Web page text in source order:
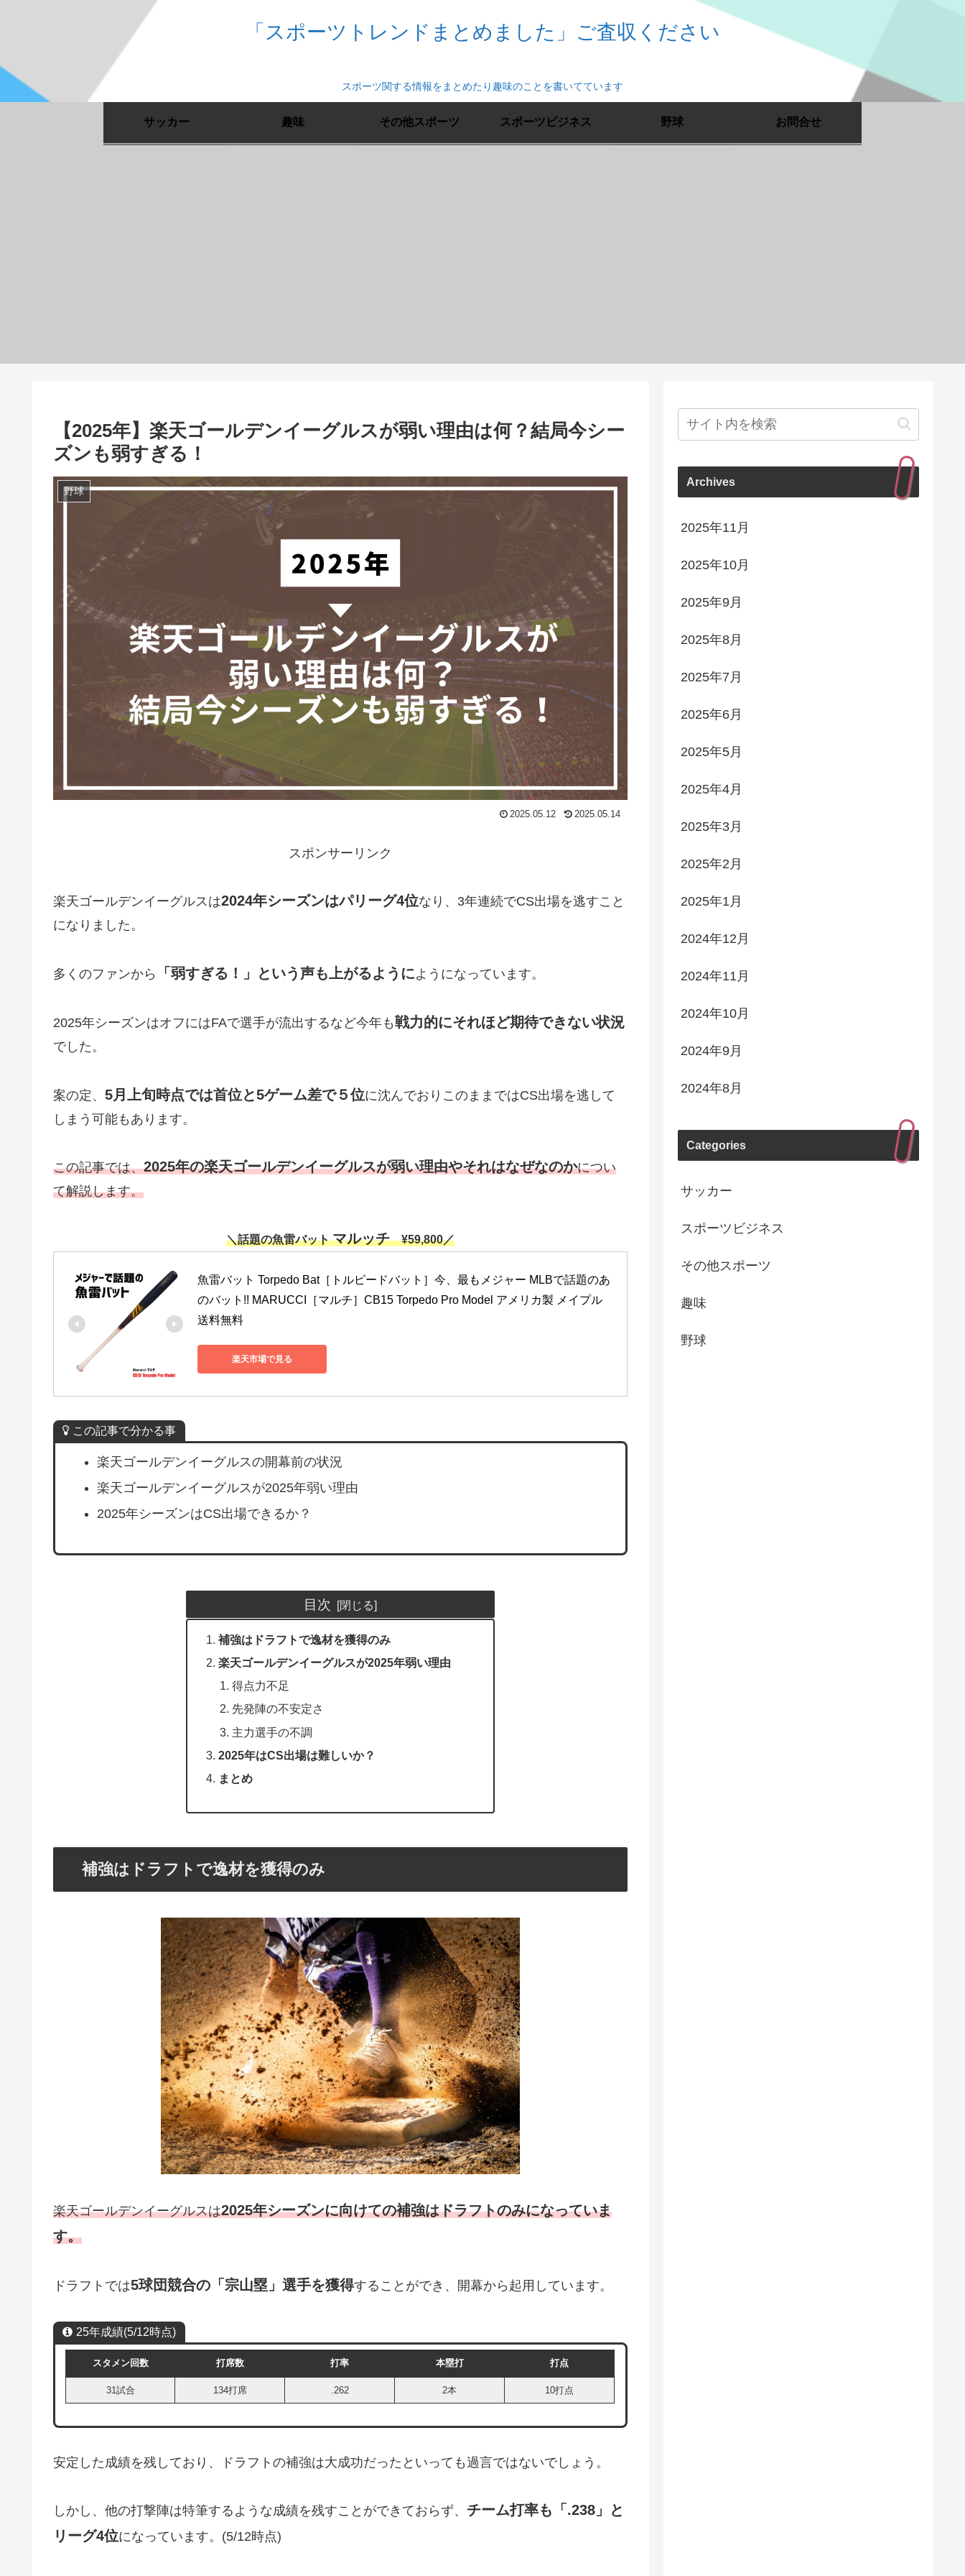
「スポーツトレンドまとめました」ご査収ください
スポーツ関する情報をまとめたり趣味のことを書いてています
サッカー 趣味 その他スポーツ スポーツビジネス 野球 お問合せ
【2025年】楽天ゴールデンイーグルスが弱い理由は何？結局今シー
ズンも弱すぎる！
野球
2025.05.12 2025.05.14
スポンサーリンク
楽天ゴールデンイーグルスは2024年シーズンはパリーグ4位なり、3年連続でCS出場を逃すこと
になりました。
多くのファンから 「弱すぎる！」という声も上がるようにようになっています。
2025年シーズンはオフにはFAで選手が流出するなど今年も戦力的にそれほど期待できない状況
でした。
案の定、 5月上旬時点では首位と5ゲーム差で５位に沈んでおりこのままではCS出場を逃して
しまう可能もあります。
この記事では、2025年の楽天ゴールデンイーグルスが弱い理由やそれはなぜなのかについ
て解説します。
＼話題の魚雷バットマルッチ ¥59,800／
魚雷バット Torpedo Bat［トルピードバット］今、最もメジャー MLBで話題のあ
のバット!! MARUCCI［マルチ］CB15 Torpedo Pro Model アメリカ製 メイプル
送料無料
楽天市場で見る
この記事で分かる事
楽天ゴールデンイーグルスの開幕前の状況
楽天ゴールデンイーグルスが2025年弱い理由
2025年シーズンはCS出場できるか？
目次
補強はドラフトで逸材を獲得のみ
楽天ゴールデンイーグルスが2025年弱い理由
得点力不足
先発陣の不安定さ
主力選手の不調
2025年はCS出場は難しいか？
まとめ
補強はドラフトで逸材を獲得のみ
楽天ゴールデンイーグルスは2025年シーズンに向けての補強はドラフトのみになっていま
す。
ドラフトでは5球団競合の「宗山塁」選手を獲得することができ、開幕から起用しています。
25年成績(5/12時点)
スタメン回数 打席数 打率 本塁打 打点
31試合 134打席 .262 2本 10打点
安定した成績を残しており、ドラフトの補強は大成功だったといっても過言ではないでしょう。
しかし、他の打撃陣は特筆するような成績を残すことができておらず、 チーム打率も「.238」と
リーグ4位になっています。(5/12時点)
Archives
2025年11月
2025年10月
2025年9月
2025年8月
2025年7月
2025年6月
2025年5月
2025年4月
2025年3月
2025年2月
2025年1月
2024年12月
2024年11月
2024年10月
2024年9月
2024年8月
Categories
サッカー
スポーツビジネス
その他スポーツ
趣味
野球